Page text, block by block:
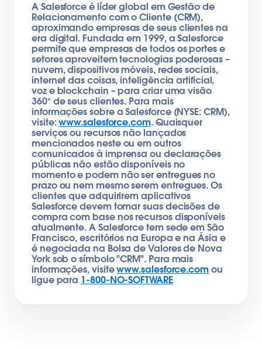
A Salesforce é líder global em Gestão de
Relacionamento com o Cliente (CRM),
aproximando empresas de seus clientes na
era digital. Fundada em 1999, a Salesforce
permite que empresas de todos os portes e
setores aproveitem tecnologias poderosas –
nuvem, dispositivos móveis, redes sociais,
internet das coisas, inteligência artificial,
voz e blockchain – para criar uma visão
360° de seus clientes. Para mais
informações sobre a Salesforce (NYSE: CRM),
visite:www.salesforce.com. Quaisquer
serviços ou recursos não lançados
mencionados neste ou em outros
comunicados à imprensa ou declarações
públicas não estão disponíveis no
momento e podem não ser entregues no
prazo ou nem mesmo serem entregues. Os
clientes que adquirirem aplicativos
Salesforce devem tomar suas decisões de
compra com base nos recursos disponíveis
atualmente. A Salesforce tem sede em São
Francisco, escritórios na Europa e na Ásia e
é negociada na Bolsa de Valores de Nova
York sob o símbolo "CRM". Para mais
informações, visitewww.salesforce.comou
ligue para 1-800-NO-SOFTWARE